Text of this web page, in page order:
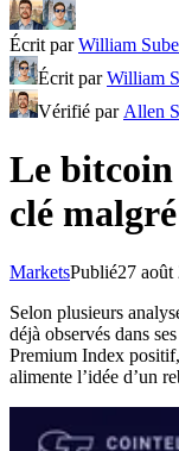
Écrit parWilliam
Écrit parWilliam
Vérifié par Allen
Le
clé
MarketsPublié27 août
Selon plusieurs
déjà observés dans
Premium Index
alimente l’idée d’un